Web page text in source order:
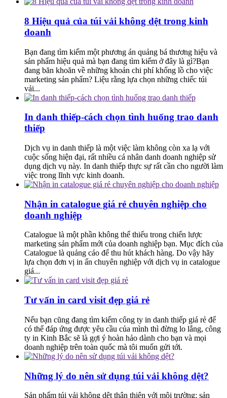
8 Hiệu quả của túi vải không dệt trong kinh
doanh
Bạn đang tìm kiếm một phương án quảng bá thương hiệu và
sản phẩm hiệu quả mà bạn đang tìm kiếm ở đây là gì?Bạn
đang băn khoăn về những khoản chi phí khổng lồ cho việc
marketing sản phẩm? Liệu rằng lựa chọn những chiếc túi
vải...
In danh thiếp-cách chọn tình huống trao danh
thiếp
Dịch vụ in danh thiếp là một việc làm không còn xa lạ với
cuộc sống hiện đại, rất nhiều cá nhân danh doanh nghiệp sử
dụng dịch vụ này. In danh thiếp thực sự rất cần cho người làm
việc trong lĩnh vực kinh doanh.
Nhận in catalogue giá rẻ chuyên nghiệp cho
doanh nghiệp
Catalogue là một phần không thể thiếu trong chiến lược
marketing sản phẩm mới của doanh nghiệp bạn. Mục đích của
Catalogue là quảng cáo để thu hút khách hàng. Do vậy hãy
lựa chọn đơn vị in ấn chuyên nghiệp với dịch vụ in catalogue
giá...
Tư vấn in card visit đẹp giá rẻ
Nếu bạn cũng đang tìm kiếm công ty in danh thiếp giá rẻ để
có thể đáp ứng được yêu cầu của mình thì đừng lo lắng, công
ty in Kinh Bắc sẽ là gợi ý hoàn hảo dành cho bạn và mọi
doanh nghiệp trên toàn quốc mà tôi muốn gửi tới.
Những lý do nên sử dụng túi vải không dệt?
Sản phẩm túi vải không dệt thân thiện với môi trường: sản